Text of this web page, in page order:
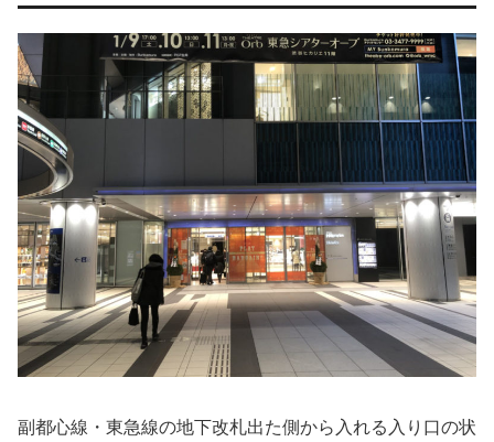
副都心線・東急線の地下改札出た側から入れる入り口の状